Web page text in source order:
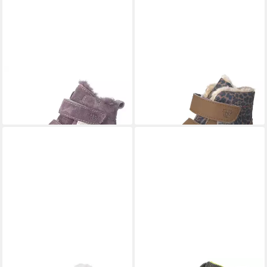
PEPINO BY RICOSTA
Lauflernschuhe Stiefel
PEPINO BY RICOSTAMONIA
- Winterboots Stiefel